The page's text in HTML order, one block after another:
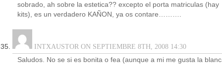
sobrado, ah sobre la estetica?? excepto el porta matriculas (hay
kits), es un verdadero KAÑON, ya os contare……….
INTXAUSTOR ON SEPTIEMBRE 8TH, 2008 14:30
Saludos. No se si es bonita o fea (aunque a mi me gusta la